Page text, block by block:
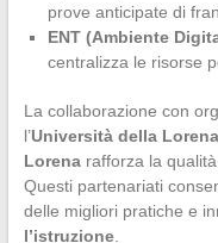
prove anticipate di
ENT (Ambiente
centralizza le risorse
La collaborazione con
l’Università della Lorena
Lorenarafforza la qualità
Questi partenariati
delle migliori pratiche e
l’istruzione.